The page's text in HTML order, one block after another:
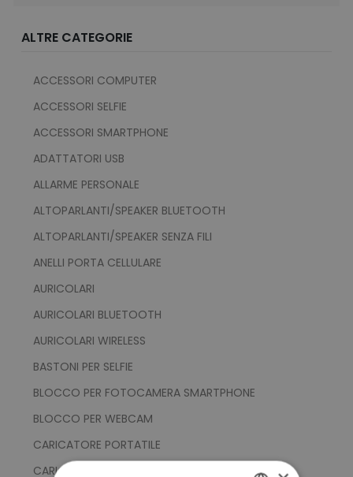
ALTRE CATEGORIE
ACCESSORI COMPUTER
ACCESSORI SELFIE
ACCESSORI SMARTPHONE
ADATTATORI USB
ALLARME PERSONALE
ALTOPARLANTI/SPEAKER BLUETOOTH
ALTOPARLANTI/SPEAKER SENZA FILI
ANELLI PORTA CELLULARE
AURICOLARI
AURICOLARI BLUETOOTH
AURICOLARI WIRELESS
BASTONI PER SELFIE
BLOCCO PER FOTOCAMERA SMARTPHONE
BLOCCO PER WEBCAM
CARICATORE PORTATILE
CARICATORI CON TECNLOGIA QI